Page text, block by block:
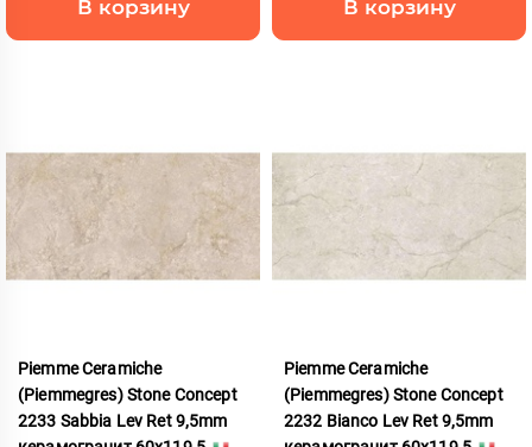
В корзину В корзину
Piemme Ceramiche
(Piemmegres) Stone Concept
2233 Sabbia Lev Ret 9,5mm
Piemme Ceramiche
(Piemmegres) Stone Concept
2232 Bianco Lev Ret 9,5mm